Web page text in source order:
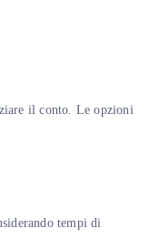
il conto. Le opzioni
tempi di